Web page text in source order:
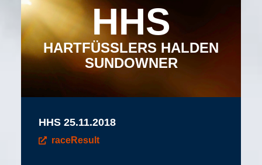
HHS
HARTFÜSSLERS HALDEN
SUNDOWNER
HHS 25.11.2018
raceResult